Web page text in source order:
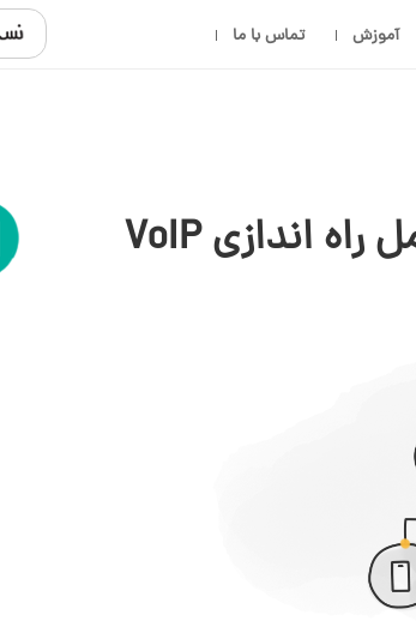
آموزش تماس با ما
سرور ویپ چیست؟ راهنمای کامل راه اندازی VoIP